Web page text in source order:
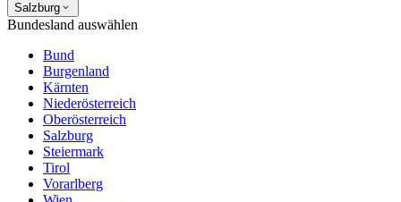
Salzburg
Bundesland auswählen
Bund
Burgenland
Kärnten
Niederösterreich
Oberösterreich
Salzburg
Steiermark
Tirol
Vorarlberg